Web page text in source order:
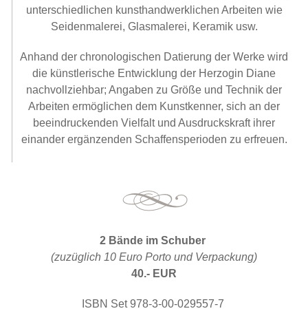
unterschiedlichen kunsthandwerklichen Arbeiten wie
Seidenmalerei, Glasmalerei, Keramik usw.
Anhand der chronologischen Datierung der Werke wird
die künstlerische Entwicklung der Herzogin Diane
nachvollziehbar; Angaben zu Größe und Technik der
Arbeiten ermöglichen dem Kunstkenner, sich an der
beeindruckenden Vielfalt und Ausdruckskraft ihrer
einander ergänzenden Schaffensperioden zu erfreuen.
2 Bände im Schuber
(zuzüglich 10 Euro Porto und Verpackung)
40.- EUR
ISBN Set 978-3-00-029557-7